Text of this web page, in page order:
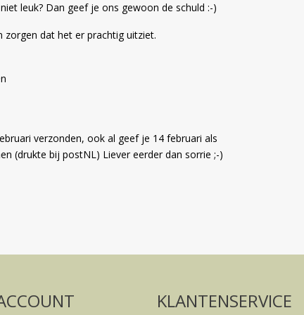
leuk? Dan geef je ons gewoon de schuld :-)
zorgen dat het er prachtig uitziet.
verzonden, ook al geef je 14 februari als
(drukte bij postNL) Liever eerder dan sorrie ;-)
KLANTENSERVICE